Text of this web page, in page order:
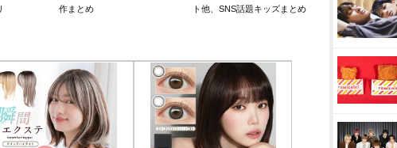
作まとめ
ト他、SNS話題キッズまとめ